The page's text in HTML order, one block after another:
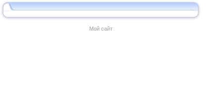
Мой сайт